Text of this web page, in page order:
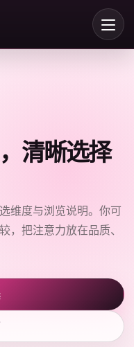
清晰选择
维度与浏览说明。你可
，把注意力放在品质、